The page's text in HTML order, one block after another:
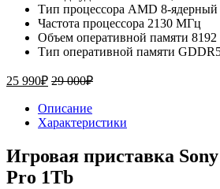
Тип процессора AMD 8-ядерный
Частота процессора 2130 МГц
Объем оперативной памяти
Тип оперативной памяти
25 990₽ 29 000₽
Описание
Характеристики
Игровая приставка
Pro 1Tb